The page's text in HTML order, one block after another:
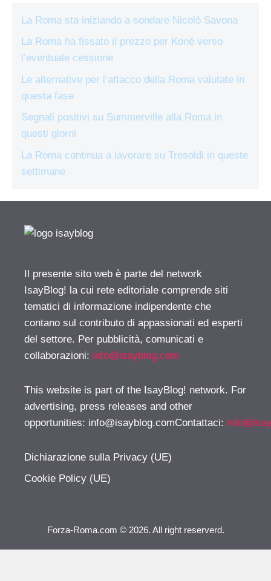
La Roma sta iniziando a sondare Nicolò Savona
La Roma ha fissato il prezzo per Koné verso
l’eventuale cessione
Le alternative per l’attacco della Roma valutate in
questa fase
Segnali positivi su Summerville alla Roma in
questi giorni
La Roma continua a lavorare su Tresoldi in queste
settimane
Il presente sito web è parte del network
IsayBlog! la cui rete editoriale comprende siti
tematici di informazione indipendente che
contano sul contributo di appassionati ed esperti
del settore. Per pubblicità, comunicati e
collaborazioni: info@isayblog.com
This website is part of the IsayBlog! network. For
advertising, press releases and other
opportunities: info@isayblog.comContattaci:
Dichiarazione sulla Privacy (UE)
Cookie Policy (UE)
Forza-Roma.com © 2026. All right reserverd.